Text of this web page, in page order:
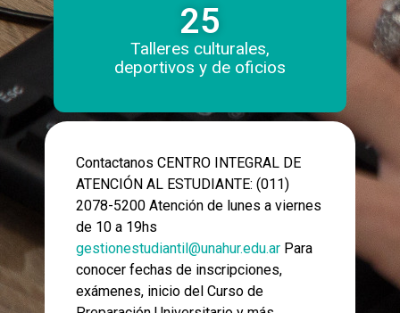
25
Talleres culturales,
deportivos y de oficios
Contactanos CENTRO INTEGRAL DE
ATENCIÓN AL ESTUDIANTE: (011)
2078-5200 Atención de lunes a viernes
de 10 a 19hs
gestionestudiantil@unahur.edu.ar Para
conocer fechas de inscripciones,
exámenes, inicio del Curso de